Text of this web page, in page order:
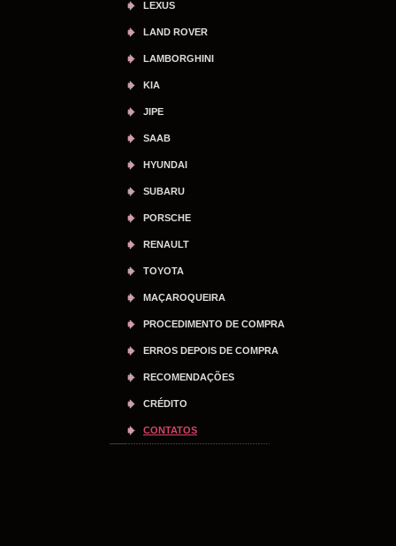
LEXUS
LAND ROVER
LAMBORGHINI
KIA
JIPE
SAAB
HYUNDAI
SUBARU
PORSCHE
RENAULT
TOYOTA
MAÇAROQUEIRA
PROCEDIMENTO DE COMPRA
ERROS DEPOIS DE COMPRA
RECOMENDAÇÕES
CRÉDITO
CONTATOS